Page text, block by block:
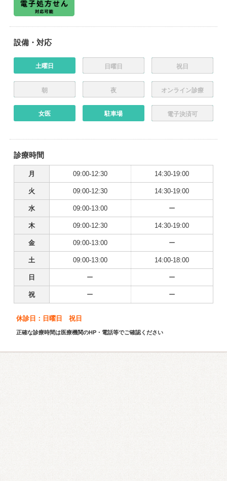
設備・対応
土曜日 日曜日 祝日
朝 夜 オンライン診療
女医 駐車場 電子決済可
診療時間
月 09:00-12:30 14:30-19:00
火 09:00-12:30 14:30-19:00
水 09:00-13:00 ー
木 09:00-12:30 14:30-19:00
金 09:00-13:00 ー
土 09:00-13:00 14:00-18:00
日 ー ー
祝 ー ー
休診日：日曜日 祝日
正確な診療時間は医療機関のHP・電話等でご確認ください